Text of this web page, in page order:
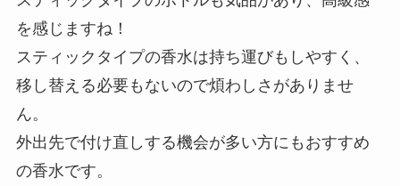
を感じますね！
スティックタイプの香水は持ち運びもしやすく、
移し替える必要もないので煩わしさがありませ
ん。
外出先で付け直しする機会が多い方にもおすすめ
の香水です。